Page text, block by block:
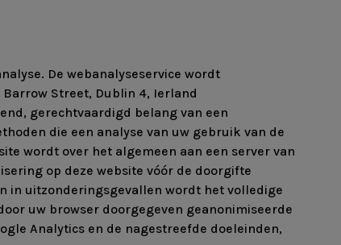
De webanalyseservice wordt
Street, Dublin 4, Ierland
gerechtvaardigd belang van een
die een analyse van uw gebruik van de
wordt over het algemeen aan een server van
op deze website vóór de doorgifte
in uitzonderingsgevallen wordt het volledige
uw browser doorgegeven geanonimiseerde
Analytics en de nagestreefde doeleinden,